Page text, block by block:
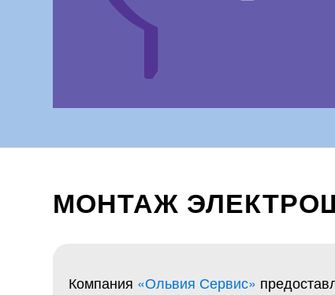
МОНТАЖ
Компания «Ольвия Сервис»